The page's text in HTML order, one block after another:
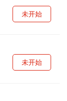
未开始
未开始